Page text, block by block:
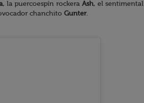
, la puercoespín rockeraAsh, el sentimental
chanchito Gunter.